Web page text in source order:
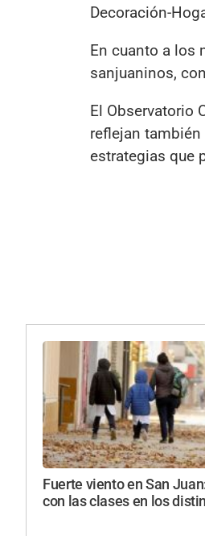
Decoración-
En cuanto a los
sanjuaninos,
El Observatorio
reflejan
estrategias que
Fuerte viento en San
con las clases en los